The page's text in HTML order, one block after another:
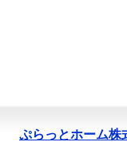
ぷらっとホーム株